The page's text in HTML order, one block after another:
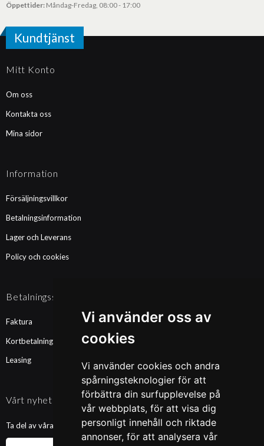
Vi använder oss av
cookies
Vi använder cookies och andra
spårningsteknologier för att
förbättra din surfupplevelse på
vår webbplats, för att visa dig
personligt innehåll och riktade
annonser, för att analysera vår
Öppettider: Måndag-Fredag, 08:00 - 17:00
Kundtjänst
Mitt Konto
Om oss
Kontakta oss
Mina sidor
Information
Försäljningsvillkor
Betalningsinformation
Lager och Leverans
Policy och cookies
Betalningssätt
Faktura
Kortbetalning
Leasing
Vårt nyhetsbrev
Ta del av våra nyheter och kampanjer. Fyll i din mailadress nedan!